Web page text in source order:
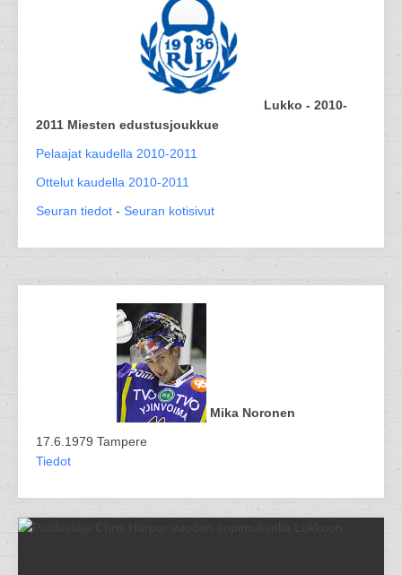
Lukko - 2010-
2011 Miesten edustusjoukkue
Pelaajat kaudella 2010-2011
Ottelut kaudella 2010-2011
Seuran tiedot - Seuran kotisivut
Mika Noronen
17.6.1979 Tampere
Tiedot